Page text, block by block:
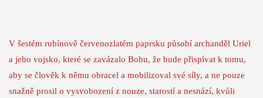
V šestém rubínově červenozlatém paprsku působí archanděl Uriel
a jeho vojsko, které se zavázalo Bohu, že bude přispívat k tomu,
aby se člověk k němu obracel a mobilizoval své síly, a ne pouze
snažně prosil o vysvobození z nouze, starostí a nesnází, kvůli